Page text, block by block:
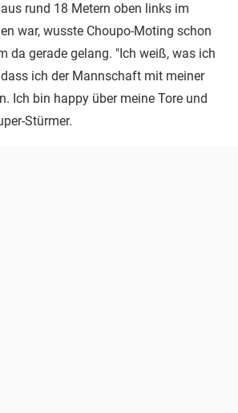
rund 18 Metern oben links im
war, wusste Choupo-Moting schon
da gerade gelang. "Ich weiß, was ich
ich der Mannschaft mit meiner
Ich bin happy über meine Tore und
Stürmer.